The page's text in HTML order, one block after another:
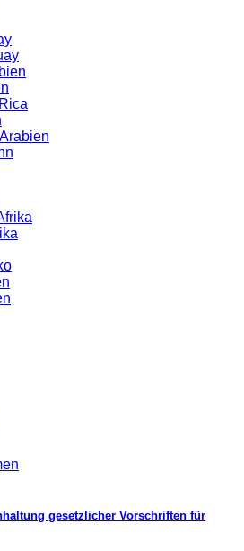
gesetzlicher Vorschriften für